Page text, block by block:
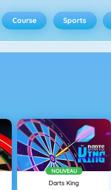
Course Sports
NOUVEAU
Darts King